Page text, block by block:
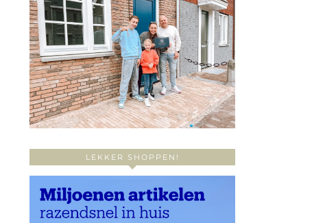
LEKKER SHOPPEN!